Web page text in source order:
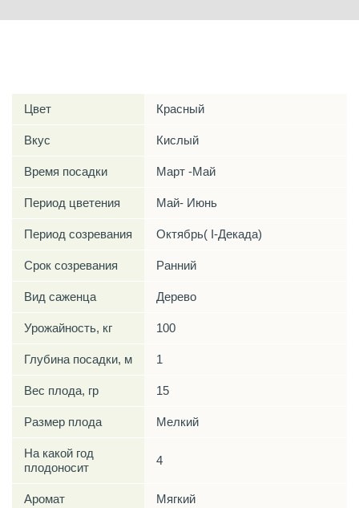
Цвет Красный
Вкус Кислый
Время посадки Март -Май
Период цветения Май- Июнь
Период созревания Октябрь( I-Декада)
Срок созревания Ранний
Вид саженца Дерево
Урожайность, кг 100
Глубина посадки, м 1
Вес плода, гр 15
Размер плода Мелкий
На какой год
плодоносит
4
Аромат Мягкий